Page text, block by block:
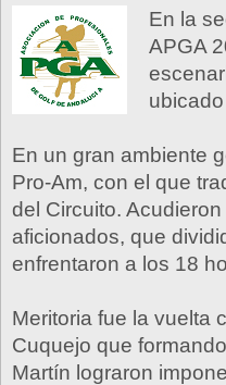
En la
APGA
En un gran ambiente
Pro-Am, con el que
del Circuito.
aficionados, que
enfrentaron a los 18
Meritoria fue la vuelta
Cuquejo que
Martín lograron